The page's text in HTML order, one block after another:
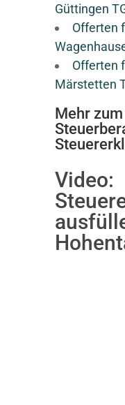
Güttingen
Offerten
Offerten
Märstetten
Mehr
Video: